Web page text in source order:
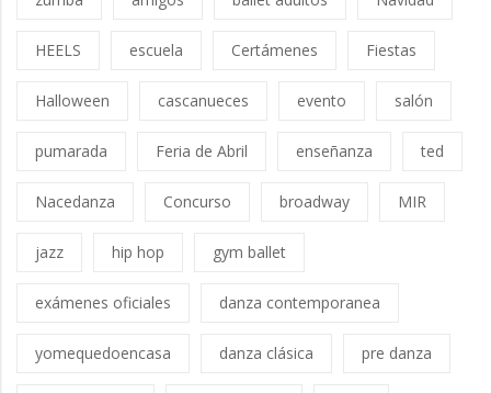
HEELS escuela Certámenes Fiestas
Halloween cascanueces evento salón
pumarada Feria de Abril enseñanza ted
Nacedanza Concurso broadway MIR
jazz hip hop gym ballet
exámenes oficiales danza contemporanea
yomequedoencasa danza clásica pre danza